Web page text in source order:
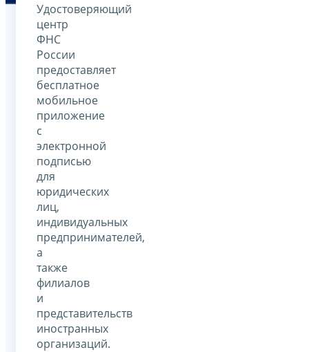
Удостоверяющий
центр
ФНС
России
предоставляет
бесплатное
мобильное
приложение
с
электронной
подписью
для
юридических
лиц,
индивидуальных
предпринимателей,
а
также
филиалов
и
представительств
иностранных
организаций.